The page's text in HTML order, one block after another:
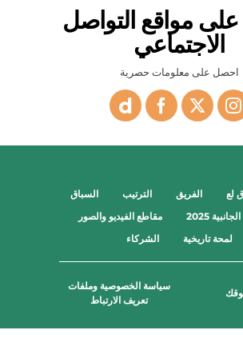
الاجتماعي
احصل على معلومات حصرية
لع الفريق الترتيب
السباق
2025
مقاطع الفيديو والصور
لمحة تاريخية
الشركاء
سياسة الخصوصية وملفات
تعريف الارتباط